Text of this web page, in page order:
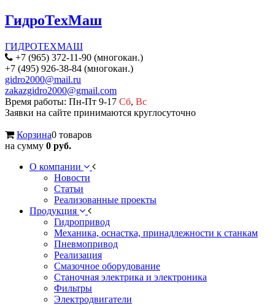
ГидроТехМаш
ГИДРОТЕХМАШ
+7 (965) 372-11-90 (многокан.)
+7 (495) 926-38-84 (многокан.)
gidro2000@mail.ru
zakazgidro2000@gmail.com
Время работы: Пн-Пт 9-17 Сб, Вс
Заявки на сайте принимаются круглосуточно
Корзина0 товаров
на сумму 0 руб.
О компании
Новости
Статьи
Реализованные проекты
Продукция
Гидропривод
Механика, оснастка, принадлежности к станкам
Пневмопривод
Реализация
Смазочное оборудование
Станочная электрика и электроника
Фильтры
Электродвигатели